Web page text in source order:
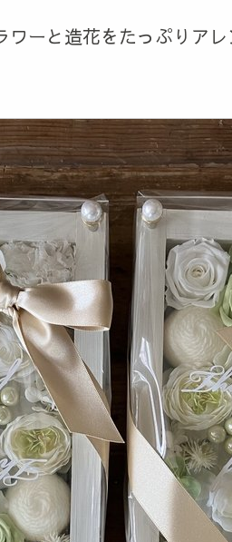
ワーと造花をたっぷりア